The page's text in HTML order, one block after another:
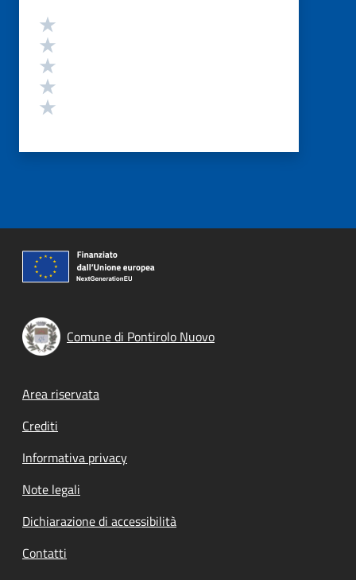
Valutazione
Comune di Pontirolo Nuovo
Footer menu
Area riservata
Crediti
Informativa privacy
Note legali
Dichiarazione di accessibilità
Contatti